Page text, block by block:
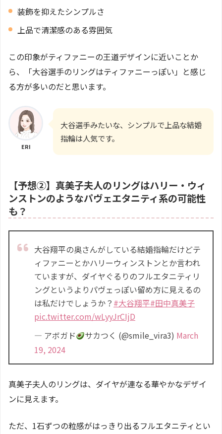
装飾を抑えたシンプルさ
上品で清潔感のある雰囲気
この印象がティファニーの王道デザインに近いことか
ら、「大谷選手のリングはティファニーっぽい」と感じ
る方が多いのだと思います。
ERI
大谷選手みたいな、シンプルで上品な結婚
指輪は人気です。
【予想②】真美子夫人のリングはハリー・ウィ
ンストンのようなパヴェエタニティ系の可能性
も？
大谷翔平の奥さんがしている結婚指輪だけどテ
ィファニーとかハリーウィンストンとか言われ
ていますが、ダイヤぐるりのフルエタニティリ
ングというよりパヴェっぽい留め方に見えるの
は私だけでしょうか？ #大谷翔平#田中真美子
pic.twitter.com/wLyyJrCIjD
— アボガド
サカつく (@smile_vira3) March
19, 2024
真美子夫人のリングは、ダイヤが連なる華やかなデザイ
ンに見えます。
ただ、1石ずつの粒感がはっきり出るフルエタニティとい